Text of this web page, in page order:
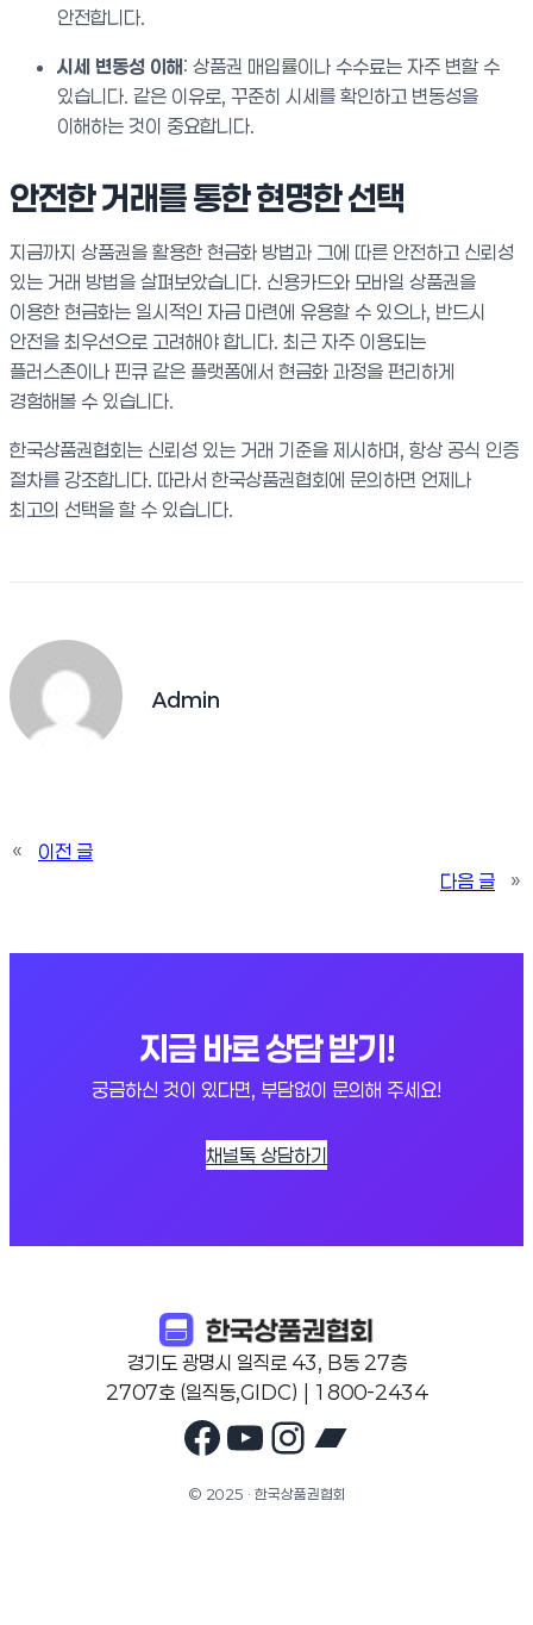
안전합니다.
시세 변동성 이해: 상품권 매입률이나 수수료는 자주 변할 수
있습니다. 같은 이유로, 꾸준히 시세를 확인하고 변동성을
이해하는 것이 중요합니다.
안전한 거래를 통한 현명한 선택
지금까지 상품권을 활용한 현금화 방법과 그에 따른 안전하고 신뢰성
있는 거래 방법을 살펴보았습니다. 신용카드와 모바일 상품권을
이용한 현금화는 일시적인 자금 마련에 유용할 수 있으나, 반드시
안전을 최우선으로 고려해야 합니다. 최근 자주 이용되는
플러스존이나 핀큐 같은 플랫폼에서 현금화 과정을 편리하게
경험해볼 수 있습니다.
한국상품권협회는 신뢰성 있는 거래 기준을 제시하며, 항상 공식 인증
절차를 강조합니다. 따라서 한국상품권협회에 문의하면 언제나
최고의 선택을 할 수 있습니다.
Admin
«
이전 글
다음 글
»
지금 바로 상담 받기!
궁금하신 것이 있다면, 부담없이 문의해 주세요!
채널톡 상담하기
경기도 광명시 일직로 43, B동 27층
2707호 (일직동,GIDC) | 1800-2434
Facebook
YouTube
Instagram
© 2025 · 한국상품권협회